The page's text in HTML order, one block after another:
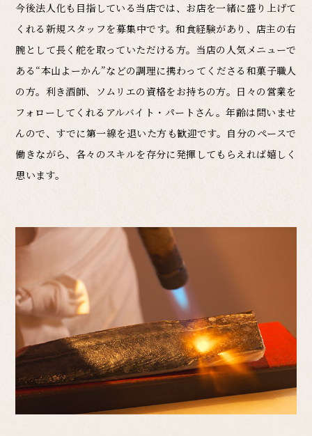
今後法人化も目指している当店では、 お店を一緒に盛り上げて
くれる新規スタッフを募集中です。和食経験があり、店主の右
腕として長く舵を取っていただける方。 当店の人気メニューで
ある“本山よーかん”などの調理に携わってくださる和菓子職人
の方。 利き酒師、ソムリエの資格をお持ちの方。 日々の営業を
フォローしてくれるアルバイト・パートさん。年齢は問いませ
んので、すでに第一線を退いた方も歓迎です。 自分のペースで
働きながら、 各々のスキルを存分に発揮してもらえれば嬉しく
思います。